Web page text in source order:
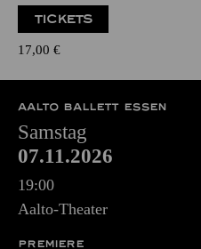
Werke von Alberto Posadas,
Mundry, Mark Andre
17,00€
AALTO BALLETT ESSEN
Samstag
07.11.2026
19:00